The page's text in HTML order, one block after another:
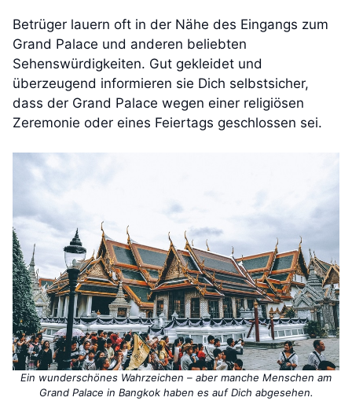
Betrüger lauern oft in der Nähe des Eingangs zum
Grand Palace und anderen beliebten
Sehenswürdigkeiten. Gut gekleidet und
überzeugend informieren sie Dich selbstsicher,
dass der Grand Palace wegen einer religiösen
Zeremonie oder eines Feiertags geschlossen sei.
Ein wunderschönes Wahrzeichen – aber manche Menschen am
Grand Palace in Bangkok haben es auf Dich abgesehen.